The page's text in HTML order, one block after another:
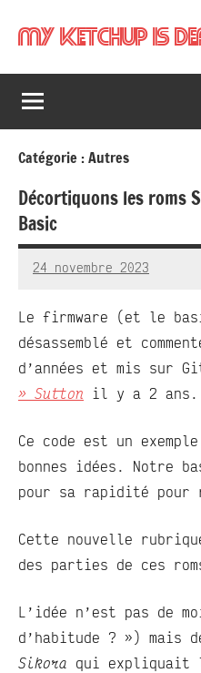
My Ketchup Is
Catégorie :Autres
Décortiquons les roms
Basic
24 novembre 2023
RedBug
1
Le firmware (et le
désassemblé et
d’années et mis sur
» Sutton il y a 2 ans.
Ce code est un
bonnes idées. Notre
pour sa rapidité pour
Cette nouvelle
des parties de ces
L’idée n’est pas de
d’habitude ? ») mais
Sikora qui expliquait